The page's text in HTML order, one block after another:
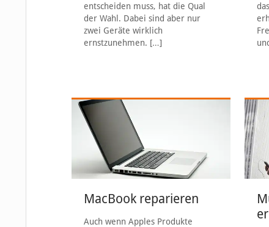
entscheiden muss, hat die Qual
der Wahl. Dabei sind aber nur
zwei Geräte wirklich
ernstzunehmen. […]
MacBook reparieren
Auch wenn Apples Produkte